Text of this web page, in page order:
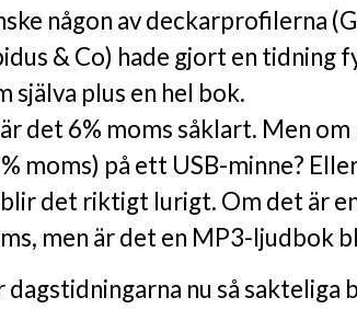
någon av deckarprofilerna
& Co) hade gjort en tidning
själva plus en hel bok.
det 6% moms såklart. Men
moms) på ett USB-minne?
det riktigt lurigt. Om det är
men är det en MP3-ljudbok
dagstidningarna nu så sakteliga